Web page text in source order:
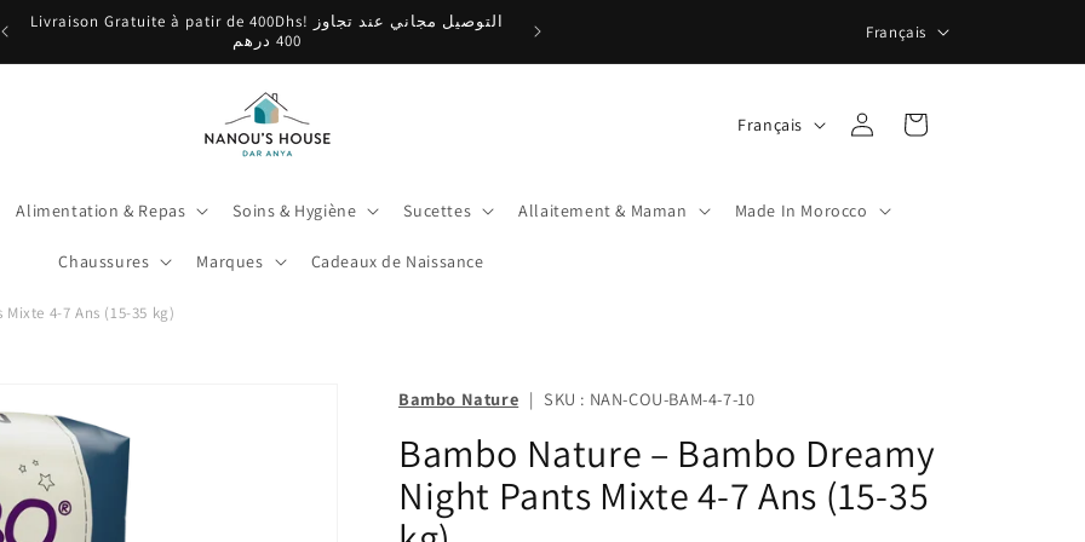
Livraison Gratuite à patir de 400Dhs! التوصيل مجاني عند تجاوز
400 درهم
a
g
e
Français
Alimentation & Repas Soins & Hygiène Sucettes Allaitement & Maman Made In Morocco
Chaussures Marques Cadeaux de Naissance
Français Connexion Panier
4-7 Ans (15-35 kg)
Bambo Nature | SKU : NAN-COU-BAM-4-7-10
Bambo Nature – Bambo Dreamy
Night Pants Mixte 4-7 Ans (15-35